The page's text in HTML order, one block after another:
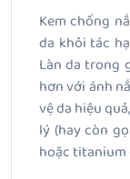
Kem chống
da khỏi tác
Làn da trong
hơn với ánh
vệ da hiệu
lý (hay còn
hoặc titanium